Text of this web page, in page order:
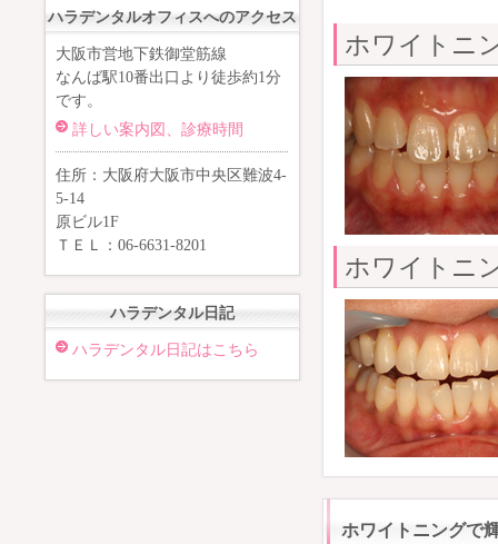
ハラデンタルオフィスへのアクセス
大阪市営地下鉄御堂筋線
なんば駅10番出口より徒歩約1分
です。
詳しい案内図、診療時間
住所：大阪府大阪市中央区難波4-
5-14
原ビル1F
ＴＥＬ：06-6631-8201
ハラデンタル日記
ハラデンタル日記はこちら
ホワイトニ
ホワイトニ
ホワイトニングで